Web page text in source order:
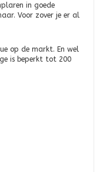
in goede
Voor zover je er al
op de markt. En wel
is beperkt tot 200